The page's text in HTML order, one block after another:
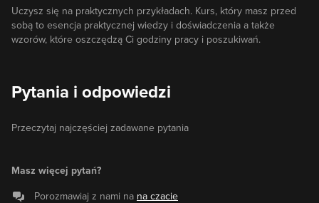
Uczysz się na praktycznych przykładach. Kurs, który masz przed
sobą to esencja praktycznej wiedzy i doświadczenia a także
wzorów, które oszczędzą Ci godziny pracy i poszukiwań.
Pytania i odpowiedzi
Przeczytaj najczęściej zadawane pytania
Masz więcej pytań?
Porozmawiaj z nami na na czacie